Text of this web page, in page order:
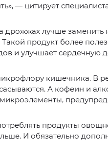
— цитирует
дрожжах лучше заменить
продукт более
и улучшает сердечную
кишечника. В
А кофеин и
продукты
И обязательно